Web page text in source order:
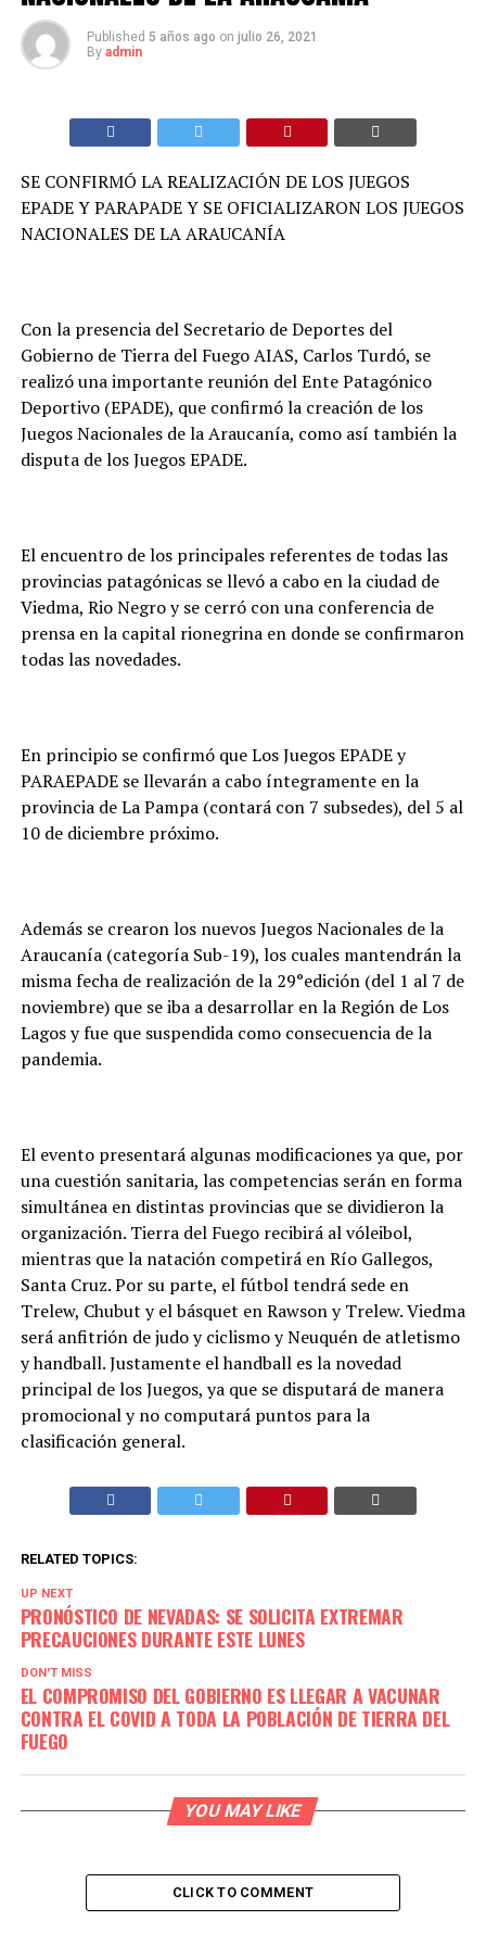
Published 5 años ago on julio 26, 2021
By admin
SE CONFIRMÓ LA REALIZACIÓN DE LOS JUEGOS
EPADE Y PARAPADE Y SE OFICIALIZARON LOS JUEGOS
NACIONALES DE LA ARAUCANÍA
Con la presencia del Secretario de Deportes del
Gobierno de Tierra del Fuego AIAS, Carlos Turdó, se
realizó una importante reunión del Ente Patagónico
Deportivo (EPADE), que confirmó la creación de los
Juegos Nacionales de la Araucanía, como así también la
disputa de los Juegos EPADE.
El encuentro de los principales referentes de todas las
provincias patagónicas se llevó a cabo en la ciudad de
Viedma, Rio Negro y se cerró con una conferencia de
prensa en la capital rionegrina en donde se confirmaron
todas las novedades.
En principio se confirmó que Los Juegos EPADE y
PARAEPADE se llevarán a cabo íntegramente en la
provincia de La Pampa (contará con 7 subsedes), del 5 al
10 de diciembre próximo.
Además se crearon los nuevos Juegos Nacionales de la
Araucanía (categoría Sub-19), los cuales mantendrán la
misma fecha de realización de la 29°edición (del 1 al 7 de
noviembre) que se iba a desarrollar en la Región de Los
Lagos y fue que suspendida como consecuencia de la
pandemia.
El evento presentará algunas modificaciones ya que, por
una cuestión sanitaria, las competencias serán en forma
simultánea en distintas provincias que se dividieron la
organización. Tierra del Fuego recibirá al vóleibol,
mientras que la natación competirá en Río Gallegos,
Santa Cruz. Por su parte, el fútbol tendrá sede en
Trelew, Chubut y el básquet en Rawson y Trelew. Viedma
será anfitrión de judo y ciclismo y Neuquén de atletismo
y handball. Justamente el handball es la novedad
principal de los Juegos, ya que se disputará de manera
promocional y no computará puntos para la
clasificación general.
RELATED TOPICS:
UP NEXT
PRONÓSTICO DE NEVADAS: SE SOLICITA EXTREMAR
PRECAUCIONES DURANTE ESTE LUNES
DON'T MISS
EL COMPROMISO DEL GOBIERNO ES LLEGAR A VACUNAR
CONTRA EL COVID A TODA LA POBLACIÓN DE TIERRA DEL
FUEGO
YOU MAY LIKE
CLICK TO COMMENT